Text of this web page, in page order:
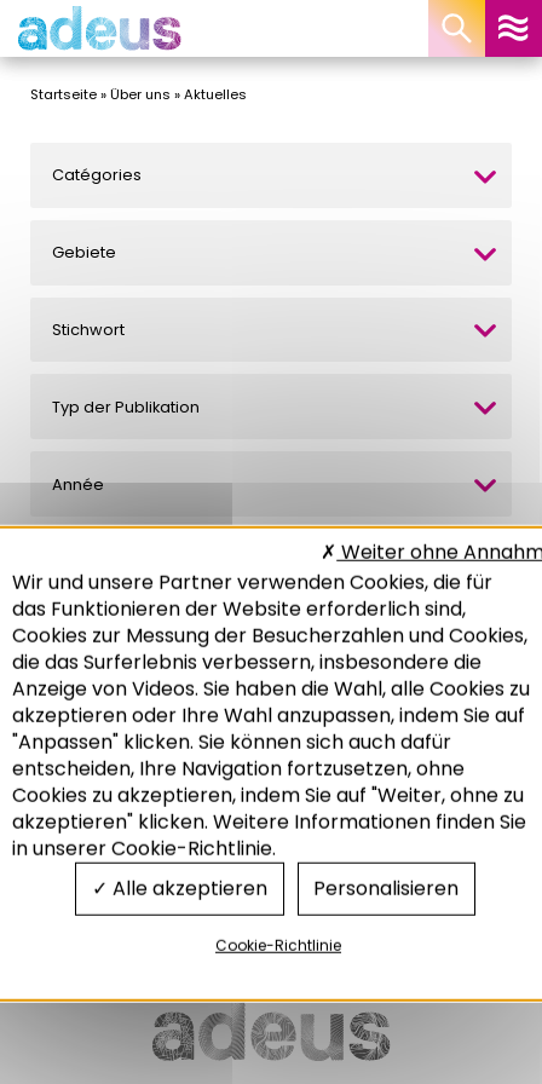
Recherche
Startseite»Über uns »Aktuelles
Catégories
Gebiete
Stichwort
Typ der Publikation
Année
DIE THEMENBLÄTTER
DER ADEUS N°202
Energiearmut : Die
Aufwendungen für Heizkosten
in den Wohnungen im
Departement Bas-Rhin
05/2016
Energie Wohnwesen
THEMENBLÄTTER DER
ADEUS N°161
Erbe der Vergangenheit,
aktuelle Entwicklungen : Ein
überblick über die
Entwicklungen in der Region
06/2015
Demografie
Landnutzung
Mobilität und Transport
Wohnwesen
Cookie-Einstellungen
Wir und unsere Partner verwenden Cookies, die für
das Funktionieren der Website erforderlich sind,
Cookies zur Messung der Besucherzahlen und Cookies,
die das Surferlebnis verbessern, insbesondere die
Anzeige von Videos. Sie haben die Wahl, alle Cookies zu
akzeptieren oder Ihre Wahl anzupassen, indem Sie auf
"Anpassen" klicken. Sie können sich auch dafür
entscheiden, Ihre Navigation fortzusetzen, ohne
Cookies zu akzeptieren, indem Sie auf "Weiter, ohne zu
akzeptieren" klicken. Weitere Informationen finden Sie
in unserer Cookie-Richtlinie.
Alle akzeptieren
Weiter ohne
Personalisieren
Cookie-Richtlinie